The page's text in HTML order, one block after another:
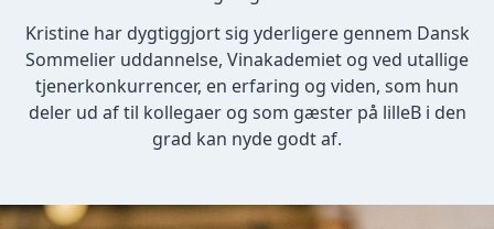
Kristine har dygtiggjort sig yderligere gennem Dansk
Sommelier uddannelse, Vinakademiet og ved utallige
tjenerkonkurrencer, en erfaring og viden, som hun
deler ud af til kollegaer og som gæster på lilleB i den
grad kan nyde godt af.